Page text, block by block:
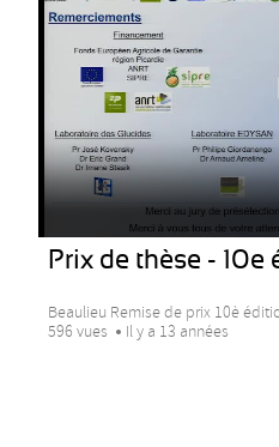
Prix de thèse - 10e
Beaulieu Remise de prix 10è
596 vues
Il y a 13 années